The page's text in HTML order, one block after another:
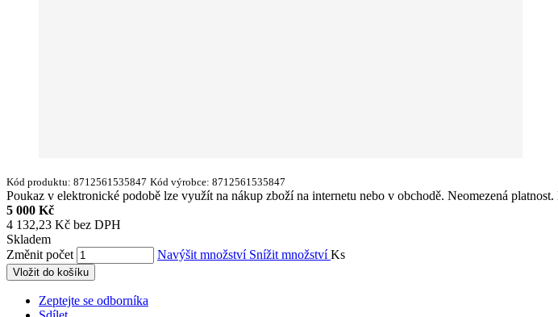
Kód produktu: 8712561535847 Kód výrobce: 8712561535847
Poukaz v elektronické podobě lze využít na nákup zboží na internetu nebo v obchodě. Neomezená
5 000 Kč
4 132,23 Kč bez DPH
Skladem
Změnit počet
Navýšit množství Snížit množstvíKs
Vložit do košíku
Zeptejte se odborníka